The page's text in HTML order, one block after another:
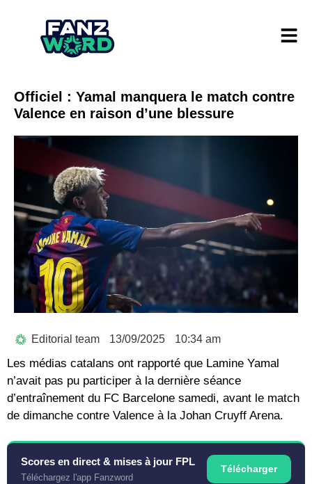
Officiel : Yamal manquera le match contre
Valence en raison d’une blessure
Editorial team 13/09/2025 10:34 am
Les médias catalans ont rapporté que Lamine Yamal
n’avait pas pu participer à la dernière séance
d’entraînement du FC Barcelone samedi, avant le match
de dimanche contre Valence à la Johan Cruyff Arena.
Scores en direct & mises à jour FPL
Téléchargez l'app Fanzword
Télécharger